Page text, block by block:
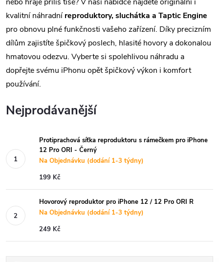
kvalitní náhradníreproduktory, sluchátka a Taptic Engine
pro obnovu plné funkčnosti vašeho zařízení. Díky precizním
dílům zajistíte špičkový poslech, hlasité hovory a dokonalou
hmatovou odezvu. Vyberte si spolehlivou náhradu a
dopřejte svému iPhonu opět špičkový výkon i komfort
používání.
Nejprodávanější
Protiprachová síťka reproduktoru s rámečkem pro iPhone
12 Pro ORI - Černý
Na Objednávku (dodání 1-3 týdny)
199 Kč
Hovorový reproduktor pro iPhone 12 / 12 Pro ORI R
Na Objednávku (dodání 1-3 týdny)
249 Kč